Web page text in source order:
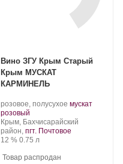
Вино ЗГУ Крым Старый
Крым МУСКАТ
КАРМИНЕЛЬ
Производитель:
Группа
компаний
«АВК».
розовое, полусухое .
винограда:
мускат
розовый.
Регион:
Крым, Бахчисарайский
район, пгт. Почтовое
Крепость
12 %. Объем
0.75 л
Товар распродан